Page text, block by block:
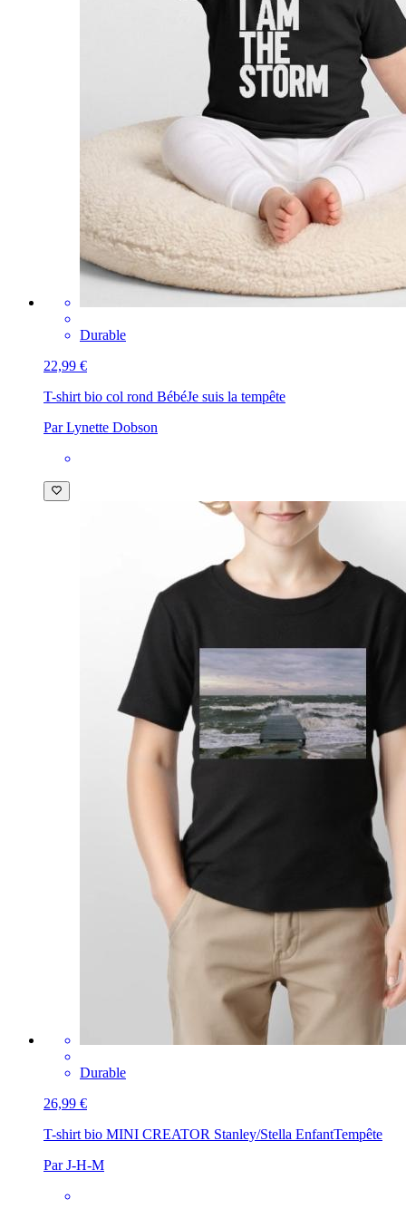
Durable
22,99 €
T-shirt bio col rond BébéJe suis la tempête
Par Lynette Dobson
Durable
26,99 €
T-shirt bio MINI CREATOR Stanley/Stella EnfantTempête
Par J-H-M